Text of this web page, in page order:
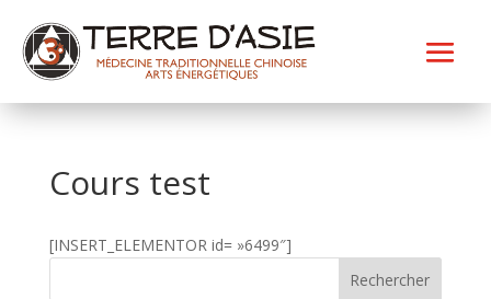
Cours test
[INSERT_ELEMENTOR id= »6499″]